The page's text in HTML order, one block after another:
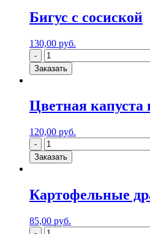
Бигус с сосиской
130,00 руб.
Заказать
Цветная капуста
120,00 руб.
Заказать
Картофельные
85,00 руб.